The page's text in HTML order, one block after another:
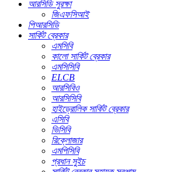
আরসিডি সুরক্ষা
জিএফসিআই
পিআরসিডি
সার্কিট ব্রেকার
এমসিবি
কালো সার্কিট ব্রেকার
এমসিসিবি
ELCB
আরসিবিও
আরসিসিবি
হাইড্রোলিক সার্কিট ব্রেকার
এসিবি
ভিসিবি
রিক্লোজার
এমপিসিবি
প্রধান সুইচ